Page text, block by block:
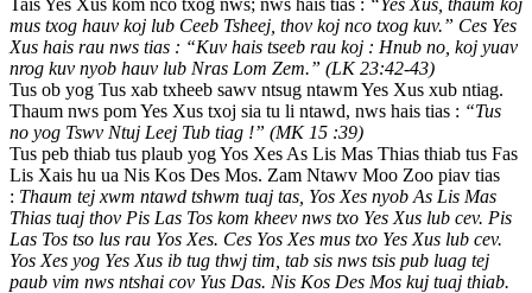
Tais Yes Xus kom nco txog nws; nws hais tias : “Yes Xus, thaum koj
mus txog hauv koj lub Ceeb Tsheej, thov koj nco txog kuv.” Ces Yes
Xus hais rau nws tias : “Kuv hais tseeb rau koj : Hnub no, koj yuav
nrog kuv nyob hauv lub Nras Lom Zem.” (LK 23:42-43)
Tus ob yog Tus xab txheeb sawv ntsug ntawm Yes Xus xub ntiag.
Thaum nws pom Yes Xus txoj sia tu li ntawd, nws hais tias : “Tus
no yog Tswv Ntuj Leej Tub tiag !” (MK 15 :39)
Tus peb thiab tus plaub yog Yos Xes As Lis Mas Thias thiab tus Fas
Lis Xais hu ua Nis Kos Des Mos. Zam Ntawv Moo Zoo piav tias
: Thaum tej xwm ntawd tshwm tuaj tas, Yos Xes nyob As Lis Mas
Thias tuaj thov Pis Las Tos kom kheev nws txo Yes Xus lub cev. Pis
Las Tos tso lus rau Yos Xes. Ces Yos Xes mus txo Yes Xus lub cev.
Yos Xes yog Yes Xus ib tug thwj tim, tab sis nws tsis pub luag tej
paub vim nws ntshai cov Yus Das. Nis Kos Des Mos kuj tuaj thiab.